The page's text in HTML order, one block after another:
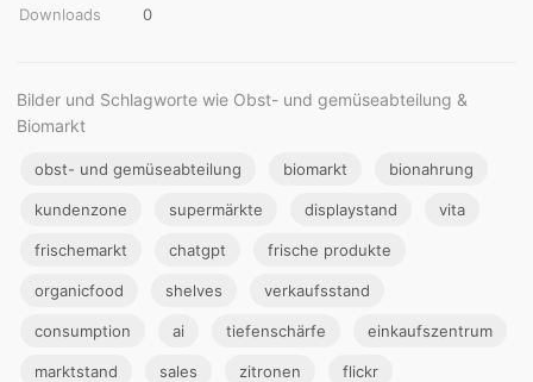
Downloads
0
Bilder und Schlagworte wie Obst- und gemüseabteilung &
Biomarkt
obst- und gemüseabteilung biomarkt bionahrung
kundenzone supermärkte displaystand vita
frischemarkt chatgpt frische produkte
organicfood shelves verkaufsstand
consumption ai tiefenschärfe einkaufszentrum
marktstand sales zitronen flickr